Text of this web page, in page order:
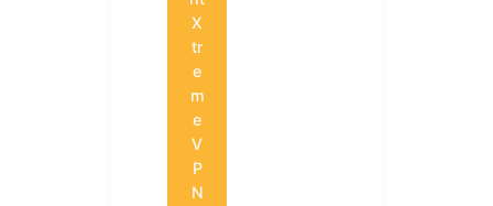
X
tr
e
m
e
V
P
N